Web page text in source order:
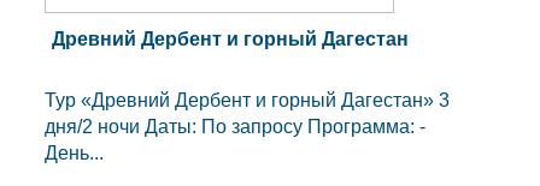
Древний Дербент и горный Дагестан
Тур «Древний Дербент и горный Дагестан» 3
дня/2 ночи Даты: По запросу Программа: -
День...